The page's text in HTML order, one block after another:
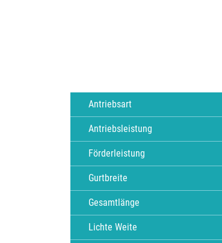
Antriebsart
Antriebsleistung
Förderleistung
Gurtbreite
Gesamtlänge
Lichte Weite